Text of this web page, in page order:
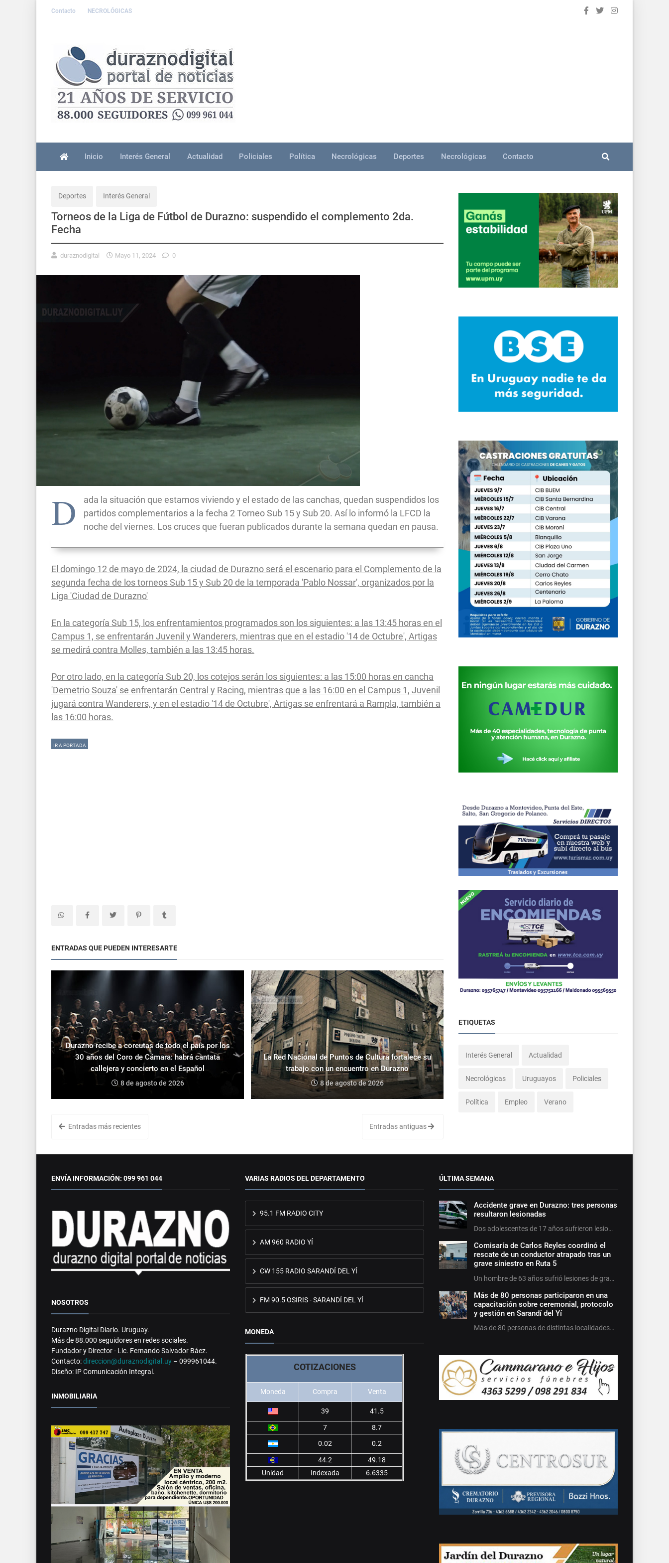
Contacto NECROLÓGICAS
Inicio Interés General Actualidad Policiales Política Necrológicas Deportes Necrológicas Contacto
Deportes Interés General
Torneos de la Liga de Fútbol de Durazno: suspendido el complemento 2da.
Fecha
duraznodigital Mayo 11, 2024 0
D
ada la situación que estamos viviendo y el estado de las canchas, quedan suspendidos los
partidos complementarios a la fecha 2 Torneo Sub 15 y Sub 20. Así lo informó la LFCD la
noche del viernes. Los cruces que fueran publicados durante la semana quedan en pausa.
El domingo 12 de mayo de 2024, la ciudad de Durazno será el escenario para el Complemento de la
segunda fecha de los torneos Sub 15 y Sub 20 de la temporada 'Pablo Nossar', organizados por la
Liga 'Ciudad de Durazno'
En la categoría Sub 15, los enfrentamientos programados son los siguientes: a las 13:45 horas en el
Campus 1, se enfrentarán Juvenil y Wanderers, mientras que en el estadio '14 de Octubre', Artigas
se medirá contra Molles, también a las 13:45 horas.
Por otro lado, en la categoría Sub 20, los cotejos serán los siguientes: a las 15:00 horas en cancha
'Demetrio Souza' se enfrentarán Central y Racing, mientras que a las 16:00 en el Campus 1, Juvenil
jugará contra Wanderers, y en el estadio '14 de Octubre', Artigas se enfrentará a Rampla, también a
las 16:00 horas.
IR A PORTADA
ENTRADAS QUE PUEDEN INTERESARTE
Durazno recibe a coreutas de todo el país por los
30 años del Coro de Cámara: habrá cantata
callejera y concierto en el Español
8 de agosto de 2026
La Red Nacional de Puntos de Cultura fortalece su
trabajo con un encuentro en Durazno
8 de agosto de 2026
Entradas más recientes Entradas antiguas
ETIQUETAS
Interés General Actualidad
Necrológicas Uruguayos Policiales
Política Empleo Verano
ENVÍA INFORMACIÓN: 099 961 044
NOSOTROS
Durazno Digital Diario. Uruguay.
Más de 88.000 seguidores en redes sociales.
Fundador y Director - Lic. Fernando Salvador Báez.
Contacto:direccion@duraznodigital.uy – 099961044.
Diseño: IP Comunicación Integral.
INMOBILIARIA
VARIAS RADIOS DEL DEPARTAMENTO
95.1 FM RADIO CITY
AM 960 RADIO YÍ
CW 155 RADIO SARANDÍ DEL YÍ
FM 90.5 OSIRIS - SARANDÍ DEL YÍ
MONEDA
COTIZACIONES
Moneda Compra Venta
39 41.5
7
8.7
0.02
0.2
44.2
49.18
Unidad
Indexada 6.6335
ÚLTIMA SEMANA
Accidente grave en Durazno: tres personas
resultaron lesionadas
Dos adolescentes de 17 años sufrieron lesio…
Comisaría de Carlos Reyles coordinó el
rescate de un conductor atrapado tras un
grave siniestro en Ruta 5
Un hombre de 63 años sufrió lesiones de gra…
Más de 80 personas participaron en una
capacitación sobre ceremonial, protocolo
y gestión en Sarandí del Yí
Más de 80 personas de distintas localidades…